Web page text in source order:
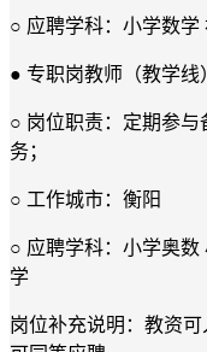
○ 应聘学科：小学数学
● 专职岗教师（教学线
○ 岗位职责：定期参
务；
○ 工作城市：衡阳
○ 应聘学科：小学奥数
学
岗位补充说明：教资